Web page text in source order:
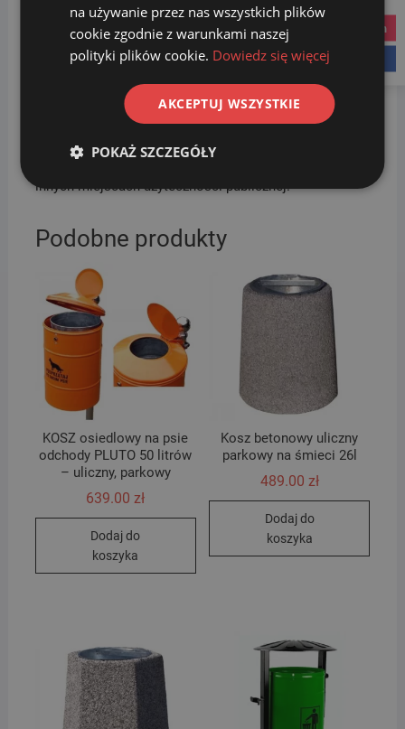
W ofercie naszego sklepuSORTBIN24znajdziesz
kosze uliczne europejskich producentów, które zostały
jest wiele rodzajów i kolorów koszy betonowych
(kamiennych). Dzięki różnorodnej stylistyce, możesz
dobrać produkty idealne do urządzanego otoczenia.
innych miejscach użyteczności publicznej.
Podobne produkty
KOSZ osiedlowy na psie
odchody PLUTO 50 litrów
– uliczny, parkowy
639.00zł
Dodaj do
koszyka
Kosz betonowy uliczny
parkowy na śmieci 26l
489.00 zł
Dodaj do
koszyka
instagram
na używanie przez nas wszystkich plików
cookie zgodnie z warunkami naszej
polityki plików cookie. Dowiedz się więcej
AKCEPTUJ WSZYSTKIE
POKAŻ SZCZEGÓŁY